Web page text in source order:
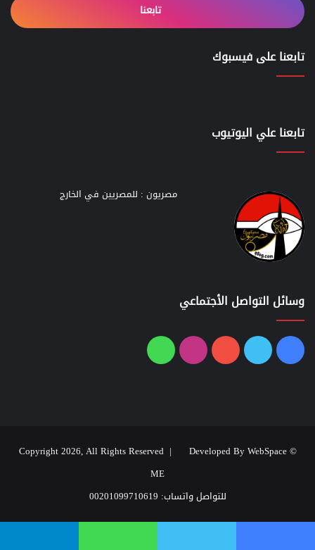
تابعنا
تابعنا على فيسبوك
تابعنا علي اليوتيوب
مصريون : للمصريين في الخارج
وسائل التواصل الأجتماعي
فيسبوك
تويتر يوتيوبانستقرامواتساب
© Copyright 2026, All Rights Reserved |
Developed By WebSpace
ME
للتواصل واتساب: 00201099710619